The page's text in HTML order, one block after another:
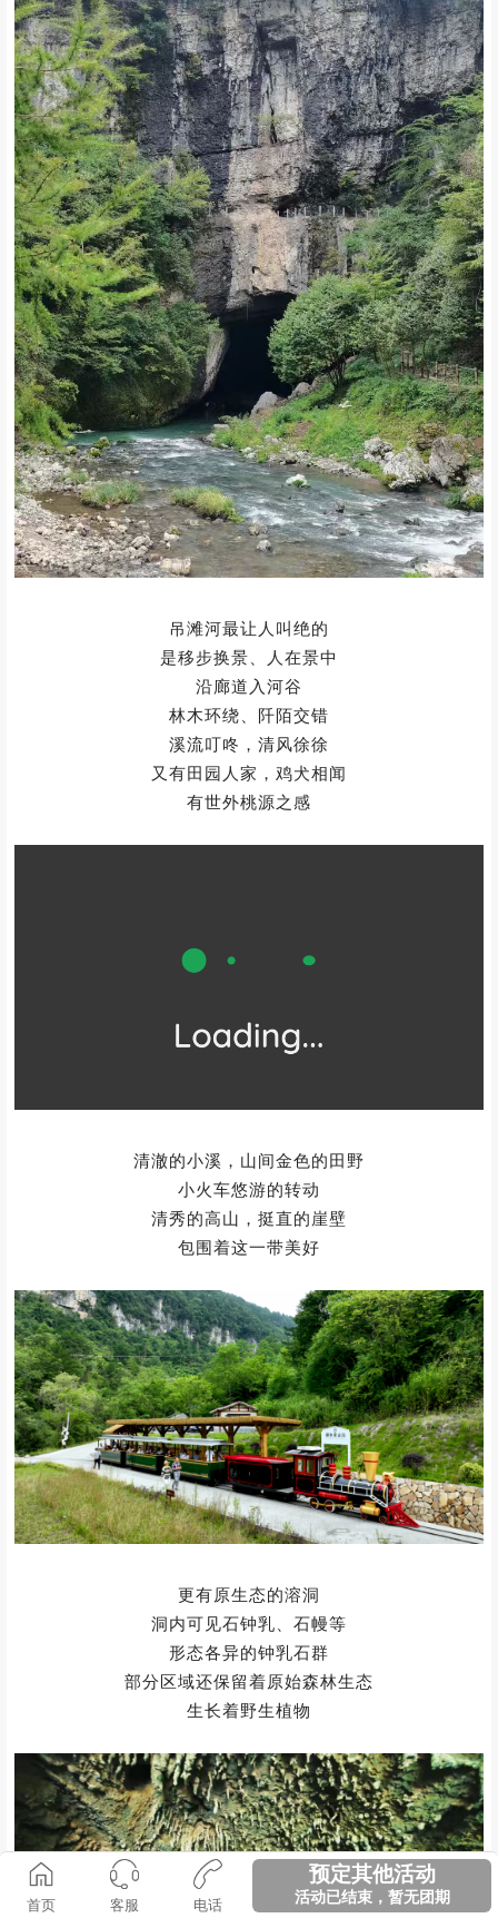
上峡狭小，无耕地
下峡平坦，有耕地数百亩
土质属冲积泥沙，河水从中穿流入洞
是移步换景、人在景中
沿廊道入河谷
溪流叮咚，清风徐徐
有世外桃源之感
清澈的小溪，山间金色的田野
包围着这一带美好
首页 客服 电话
预定其他活动
活动已结束，暂无团期